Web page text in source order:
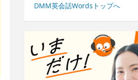
DMM英会話Wordsトップへ